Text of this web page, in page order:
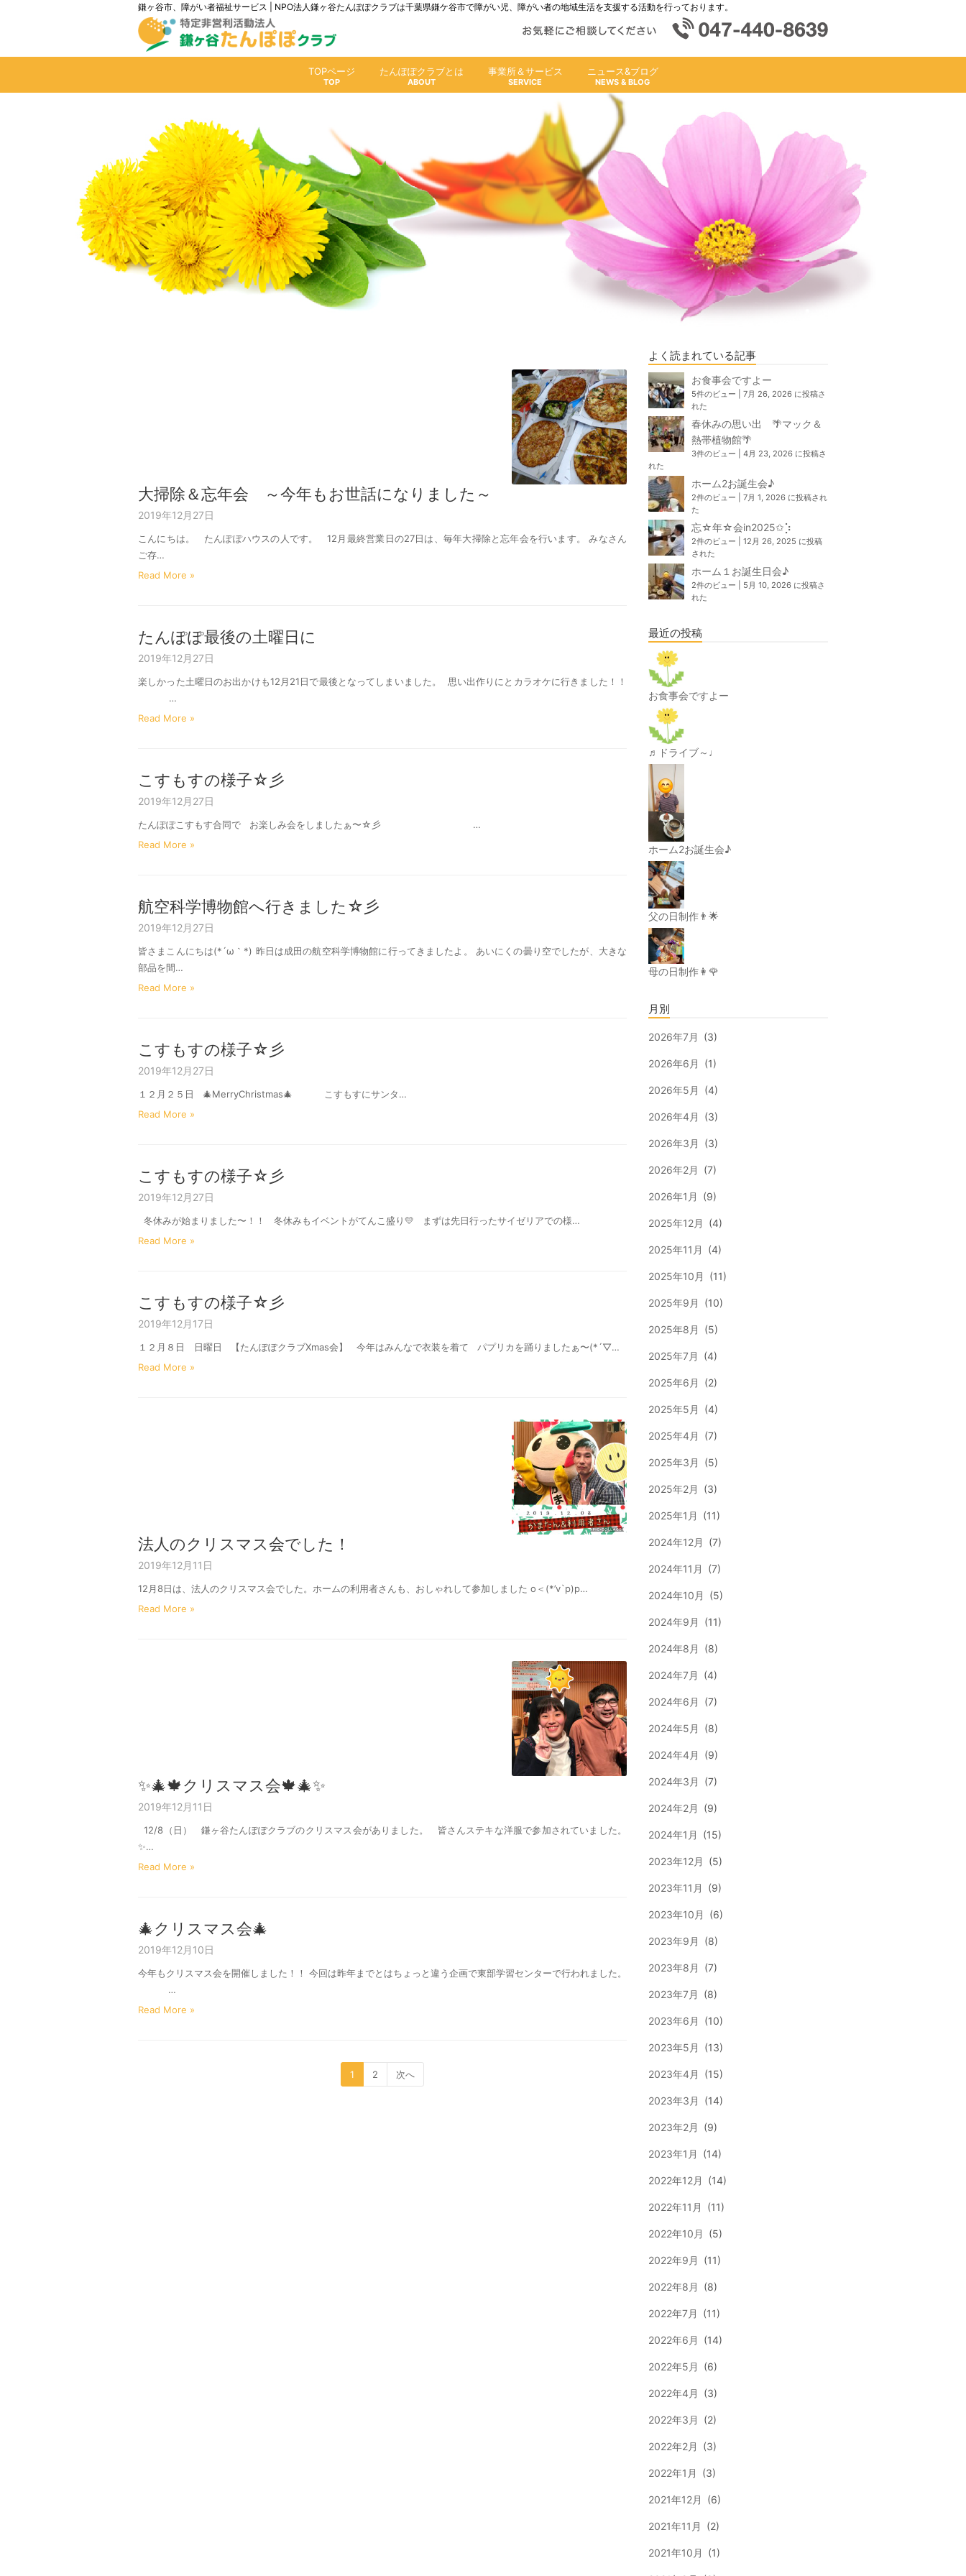
鎌ヶ谷市、障がい者福祉サービス | NPO法人鎌ヶ谷たんぽぽクラブは千葉県鎌ケ谷市で障がい児、障がい者の地域生活を支援する活動を行っております。
TOPページ たんぽぽクラブとは 事業所＆サービス ニュース&ブログ
大掃除＆忘年会 ～今年もお世話になりました～
2019年12月27日
こんにちは。 たんぽぽハウスの人です。 12月最終営業日の27日は、毎年大掃除と忘年会を行います。 みなさん
ご存…
Read More »
たんぽぽ最後の土曜日に
2019年12月27日
楽しかった土曜日のお出かけも12月21日で最後となってしまいました。 思い出作りにとカラオケに行きました！！
…
Read More »
こすもすの様子☆彡
2019年12月27日
たんぽぽこすもす合同で お楽しみ会をしましたぁ〜☆彡 …
Read More »
航空科学博物館へ行きました☆彡
2019年12月27日
皆さまこんにちは(*´ω｀*) 昨日は成田の航空科学博物館に行ってきましたよ。 あいにくの曇り空でしたが、大きな
部品を間…
Read More »
こすもすの様子☆彡
2019年12月27日
１２月２５日 🎄MerryChristmas🎄 こすもすにサンタ…
Read More »
こすもすの様子☆彡
2019年12月27日
冬休みが始まりました〜！！ 冬休みもイベントがてんこ盛り💛 まずは先日行ったサイゼリアでの様…
Read More »
こすもすの様子☆彡
2019年12月17日
１２月８日 日曜日 【たんぽぽクラブXmas会】 今年はみんなで衣装を着て パプリカを踊りましたぁ〜(*´▽…
Read More »
法人のクリスマス会でした！
2019年12月11日
12月8日は、法人のクリスマス会でした。ホームの利用者さんも、おしゃれして参加しました o＜(*’v`p)p…
Read More »
✨🎄🍁クリスマス会🍁🎄✨
2019年12月11日
12/8（日） 鎌ヶ谷たんぽぽクラブのクリスマス会がありました。 皆さんステキな洋服で参加されていました。
✨…
Read More »
🎄クリスマス会🎄
2019年12月10日
今年もクリスマス会を開催しました！！ 今回は昨年までとはちょっと違う企画で東部学習センターで行われました。
…
Read More »
1 2 次へ
よく読まれている記事
お食事会ですよー
5件のビュー
7月 26, 2026 に投稿さ
れた
春休みの思い出 🌴マック＆
熱帯植物館🌴
3件のビュー
4月 23, 2026 に投稿さ
れた
ホーム2お誕生会♪
2件のビュー
7月 1, 2026 に投稿され
た
忘☆年☆会in2025✩⡱
2件のビュー
12月 26, 2025 に投稿
された
ホーム１お誕生日会♪
2件のビュー
5月 10, 2026 に投稿さ
れた
最近の投稿
お食事会ですよー
♬ドライブ～♩
ホーム2お誕生会♪
父の日制作👨🌟
母の日制作👩🌹
月別
2026年7月 (3)
2026年6月 (1)
2026年5月 (4)
2026年4月 (3)
2026年3月 (3)
2026年2月 (7)
2026年1月 (9)
2025年12月 (4)
2025年11月 (4)
2025年10月 (11)
2025年9月 (10)
2025年8月 (5)
2025年7月 (4)
2025年6月 (2)
2025年5月 (4)
2025年4月 (7)
2025年3月 (5)
2025年2月 (3)
2025年1月 (11)
2024年12月 (7)
2024年11月 (7)
2024年10月 (5)
2024年9月 (11)
2024年8月 (8)
2024年7月 (4)
2024年6月 (7)
2024年5月 (8)
2024年4月 (9)
2024年3月 (7)
2024年2月 (9)
2024年1月 (15)
2023年12月 (5)
2023年11月 (9)
2023年10月 (6)
2023年9月 (8)
2023年8月 (7)
2023年7月 (8)
2023年6月 (10)
2023年5月 (13)
2023年4月 (15)
2023年3月 (14)
2023年2月 (9)
2023年1月 (14)
2022年12月 (14)
2022年11月 (11)
2022年10月 (5)
2022年9月 (11)
2022年8月 (8)
2022年7月 (11)
2022年6月 (14)
2022年5月 (6)
2022年4月 (3)
2022年3月 (2)
2022年2月 (3)
2022年1月 (3)
2021年12月 (6)
2021年11月 (2)
2021年10月 (1)